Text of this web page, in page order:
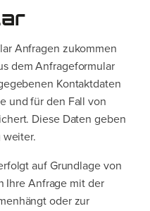
Anfragen zukommen
dem Anfrageformular
Kontaktdaten
und für den Fall von
Diese Daten geben
auf Grundlage von
Ihre Anfrage mit der
oder zur